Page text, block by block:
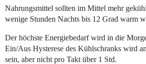
Nahrungsmittel sollten im Mittel mehr
wenige Stunden Nachts bis 12 Grad warm
Der höchste Energiebedarf wird in die
Ein/Aus Hysterese des Kühlschranks wird
sein, aber nicht pro Takt über 1 Std.